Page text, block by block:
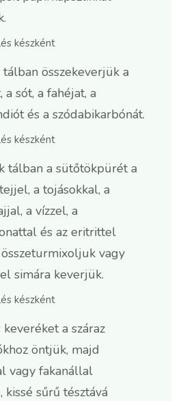
készként
összekeverjük a
a sót, a fahéjat, a
és a szódabikarbónát.
készként
tálban a sütőtökpürét a
a tojásokkal, a
a vízzel, a
és az eritrittel
vagy
simára keverjük.
készként
a száraz
öntjük, majd
vagy fakanállal
kissé sűrű tésztává